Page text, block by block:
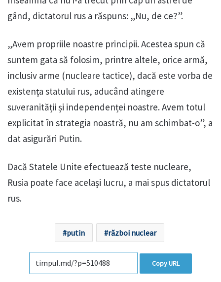
gând, dictatorul rus a răspuns: „Nu, de ce?”.
„Avem propriile noastre principii. Acestea spun că
suntem gata să folosim, printre altele, orice armă,
inclusiv arme (nucleare tactice), dacă este vorba de
existența statului rus, aducând atingere
suveranității și independenței noastre. Avem totul
explicitat în strategia noastră, nu am schimbat-o”, a
dat asigurări Putin.
Dacă Statele Unite efectuează teste nucleare,
Rusia poate face același lucru, a mai spus dictatorul
rus.
putin război nuclear
Copy URL